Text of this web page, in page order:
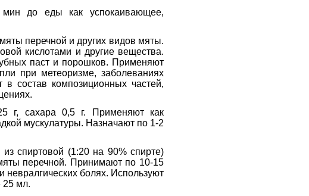
до еды как успокаивающее,
перечной и других видов мяты.
кислотами и другие вещества.
паст и порошков. Применяют
при метеоризме, заболеваниях
состав композиционных частей,
г, сахара 0,5 г. Применяют как
мускулатуры. Назначают по 1-2
спиртовой (1:20 на 90% спирте)
перечной. Принимают по 10-15
болях. Используют
25 мл.